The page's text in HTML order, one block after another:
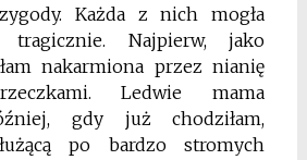
Każda z nich mo­gła
tragicznie. Najpierw, jako
nakarmiona przez nianię
Ledwie mama
gdy już chodziłam,
po bardzo stromych